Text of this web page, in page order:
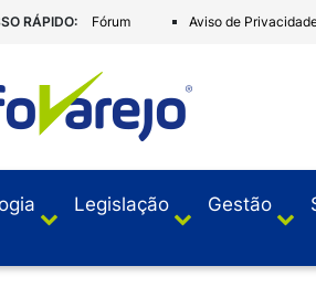
RÁPIDO: Fórum Aviso de
Legislação Gestão